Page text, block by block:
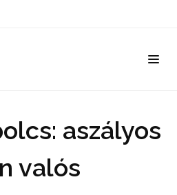
aszályos
valós